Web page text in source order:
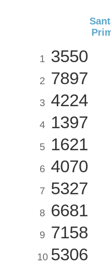
1 3550
2 7897
3 4224
4 1397
5 1621
6 4070
7 5327
8 6681
9 7158
10 5306